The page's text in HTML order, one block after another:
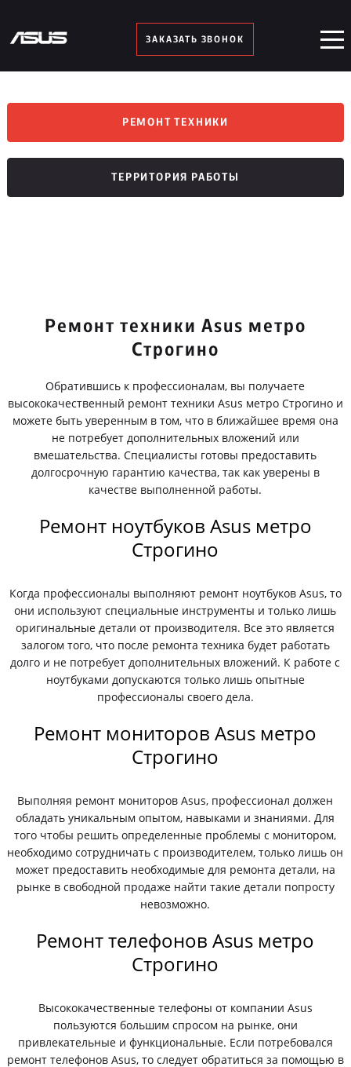
ЗАКАЗАТЬ ЗВОНОК
РЕМОНТ ТЕХНИКИ
ТЕРРИТОРИЯ РАБОТЫ
Ремонт техники Asus метро
Строгино
Обратившись к профессионалам, вы получаете
высококачественный ремонт техники Asus метро Строгино и
можете быть уверенным в том, что в ближайшее время она
не потребует дополнительных вложений или
вмешательства. Специалисты готовы предоставить
долгосрочную гарантию качества, так как уверены в
качестве выполненной работы.
Ремонт ноутбуков Asus метро
Строгино
Когда профессионалы выполняют ремонт ноутбуков Asus, то
они используют специальные инструменты и только лишь
оригинальные детали от производителя. Все это является
залогом того, что после ремонта техника будет работать
долго и не потребует дополнительных вложений. К работе с
ноутбуками допускаются только лишь опытные
профессионалы своего дела.
Ремонт мониторов Asus метро
Строгино
Выполняя ремонт мониторов Asus, профессионал должен
обладать уникальным опытом, навыками и знаниями. Для
того чтобы решить определенные проблемы с монитором,
необходимо сотрудничать с производителем, только лишь он
может предоставить необходимые для ремонта детали, на
рынке в свободной продаже найти такие детали попросту
невозможно.
Ремонт телефонов Asus метро
Строгино
Высококачественные телефоны от компании Asus
пользуются большим спросом на рынке, они
привлекательные и функциональные. Если потребовался
ремонт телефонов Asus, то следует обратиться за помощью в